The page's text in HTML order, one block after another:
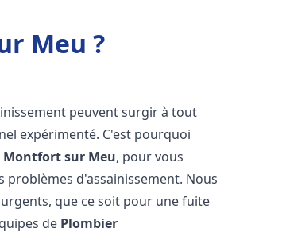
Meu ?
peuvent surgir à tout
expérimenté. C'est pourquoi
Montfort sur Meu, pour vous
d'assainissement. Nous
que ce soit pour une fuite
de Plombier